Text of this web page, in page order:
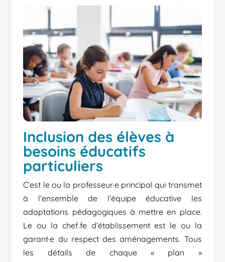
Inclusion des élèves à
besoins éducatifs
particuliers
C’est le ou la professeur·e principal qui transmet
à l’ensemble de l’équipe éducative les
adaptations pédagogiques à mettre en place.
Le ou la chef.fe d’établissement est le ou la
garant·e du respect des aménagements. Tous
les détails de chaque « plan »